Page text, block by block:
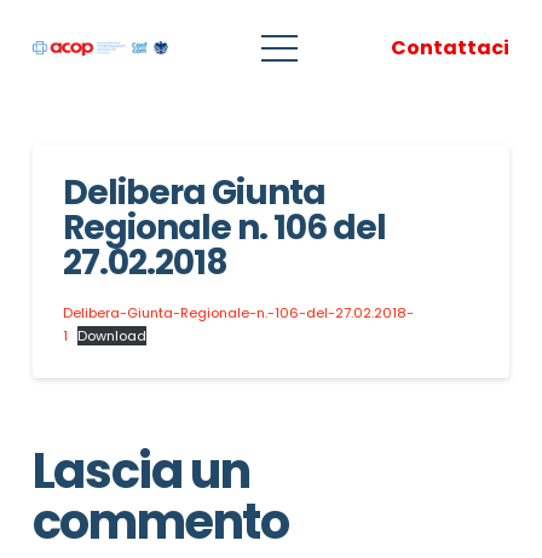
Contattaci
Delibera Giunta
Regionale n. 106 del
27.02.2018
Delibera-Giunta-Regionale-n.-106-del-27.02.2018-
1
Download
Lascia un
commento